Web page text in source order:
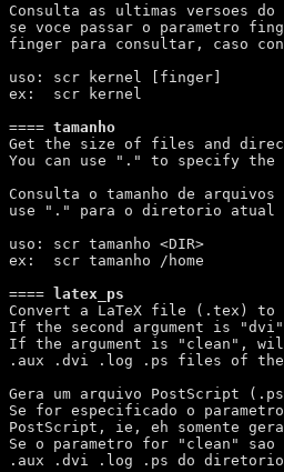
Consulta as ultimas versoes
se voce passar o parametro
finger para consultar, caso
uso: scr kernel [finger]
ex:  scr kernel
==== tamanho
Get the size of files and
You can use "." to specify
Consulta o tamanho de
use "." para o diretorio atual
uso: scr tamanho <DIR>
ex:  scr tamanho /home
==== latex_ps
Convert a LaTeX file (.tex) to
If the second argument is
If the argument is "clean",
.aux .dvi .log .ps files of
Gera um arquivo PostScript
Se for especificado o
PostScript, ie, eh somente
Se o parametro for "clean"
.aux .dvi .log .ps do diretorio